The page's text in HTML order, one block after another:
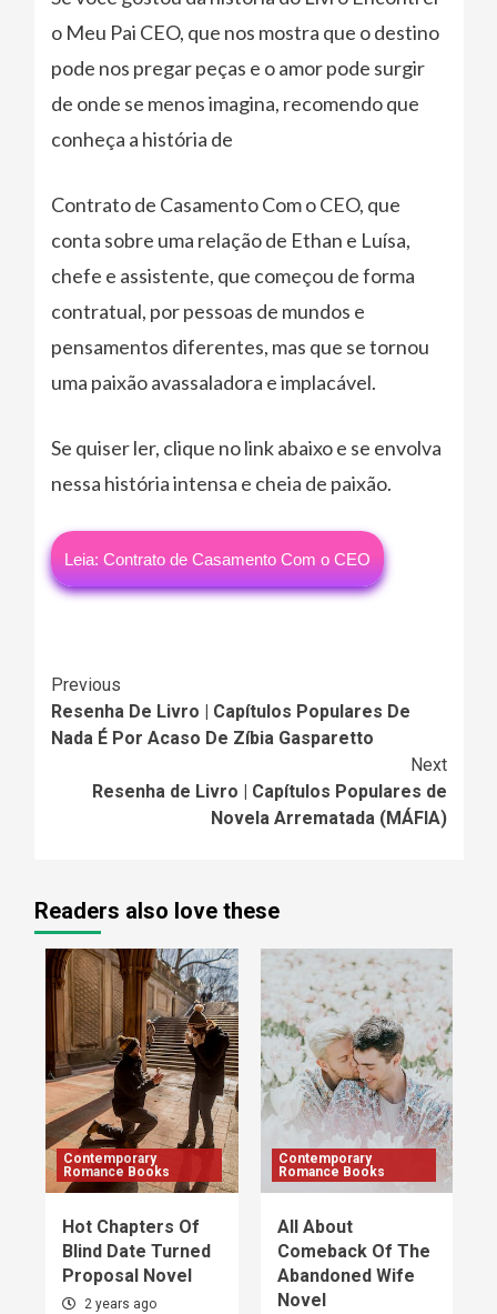
o Meu Pai CEO, que nos mostra que o destino
pode nos pregar peças e o amor pode surgir
de onde se menos imagina, recomendo que
conheça a história de
Contrato de Casamento Com o CEO, que
conta sobre uma relação de Ethan e Luísa,
chefe e assistente, que começou de forma
contratual, por pessoas de mundos e
pensamentos diferentes, mas que se tornou
uma paixão avassaladora e implacável.
Se quiser ler, clique no link abaixo e se envolva
nessa história intensa e cheia de paixão.
Leia: Contrato de Casamento Com o CEO
Continue
Reading
Previous
Resenha De Livro | Capítulos Populares De
Nada É Por Acaso De Zíbia Gasparetto
Next
Resenha de Livro | Capítulos Populares de
Novela Arrematada (MÁFIA)
Readers also love these
Contemporary
Romance Books
Hot Chapters Of
Blind Date Turned
Proposal Novel
2 years ago
Contemporary
Romance Books
All About
Comeback Of The
Abandoned Wife
Novel